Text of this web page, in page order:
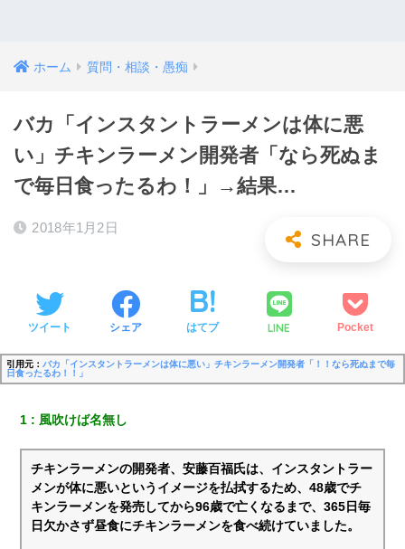
ホーム 質問・相談・愚痴
バカ「インスタントラーメンは体に悪
い」チキンラーメン開発者「なら死ぬま
で毎日食ったるわ！」→結果…
2018年1月2日
ツイート シェア はてブ LINE Pocket
引用元： バカ「インスタントラーメンは体に悪い」チキンラーメン開発者「！！なら死ぬまで毎
日食ったるわ！！」
1 風吹けば名無し
チキンラーメンの開発者、安藤百福氏は、インスタントラー
メンが体に悪いというイメージを払拭するため、48歳でチ
キンラーメンを発売してから96歳で亡くなるまで、365日毎
日欠かさず昼食にチキンラーメンを食べ続けていました。